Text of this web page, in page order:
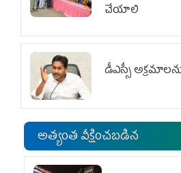
చేయాలి
డీఎస్సీ
అత్యంత వీక్షించబడిన